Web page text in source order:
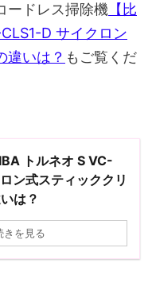
ードレス掃除機 【比
D サイクロン
違いは？ もご覧くだ
トルネオ S VC-
ン式スティッククリ
は？
きを見る